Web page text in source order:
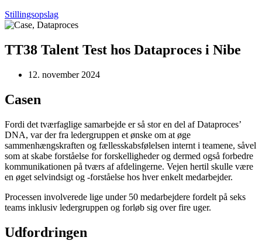
Stillingsopslag
TT38 Talent Test hos Dataproces i Nibe
12. november 2024
Casen
Fordi det tværfaglige samarbejde er så stor en del af Dataproces’
DNA, var der fra ledergruppen et ønske om at øge
sammenhængskraften og fællesskabsfølelsen internt i teamene, såvel
som at skabe forståelse for forskelligheder og dermed også forbedre
kommunikationen på tværs af afdelingerne. Vejen hertil skulle være
en øget selvindsigt og -forståelse hos hver enkelt medarbejder.
Processen involverede lige under 50 medarbejdere fordelt på seks
teams inklusiv ledergruppen og forløb sig over fire uger.
Udfordringen